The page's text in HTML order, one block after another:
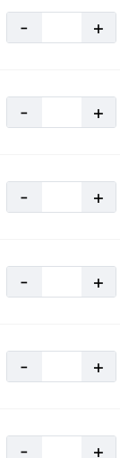
- +
- +
- +
- +
- +
- +